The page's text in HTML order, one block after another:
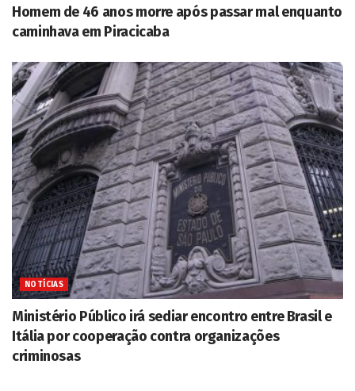
Homem de 46 anos morre após passar mal enquanto
caminhava em Piracicaba
NOTÍCIAS
Ministério Público irá sediar encontro entre Brasil e
Itália por cooperação contra organizações
criminosas